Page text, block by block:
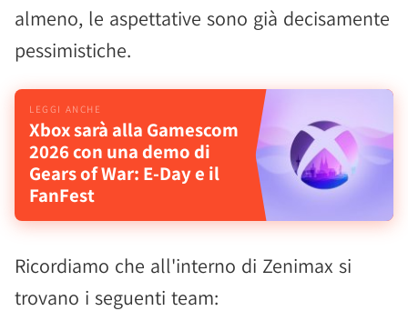
almeno, le aspettative sono già decisamente
pessimistiche.
Xbox sarà alla Gamescom
2026 con una demo di
Gears of War: E-Day e il
FanFest
Ricordiamo che all'interno di Zenimax si
trovano i seguenti team: